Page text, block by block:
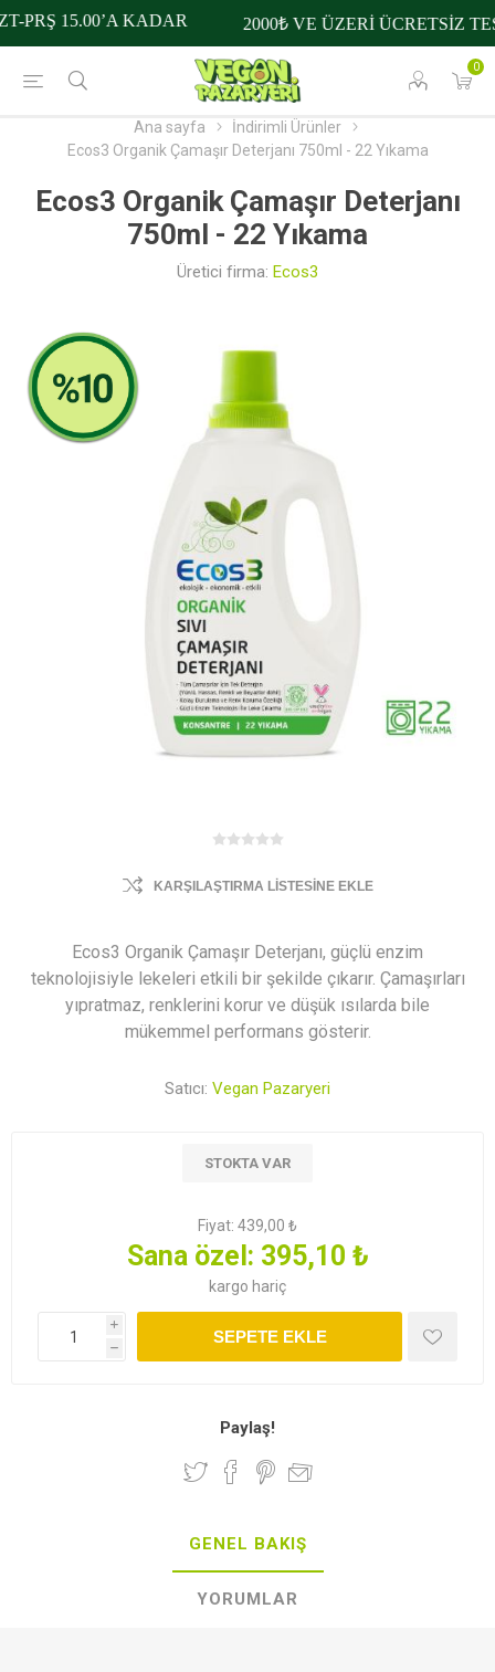
0
PRŞ 15.00’A KADAR 2000₺ VE ÜZERİ ÜCRETSİZ
Ana sayfa
İndirimli Ürünler
Ecos3 Organik Çamaşır Deterjanı 750ml - 22 Yıkama
Ecos3 Organik Çamaşır Deterjanı
750ml - 22 Yıkama
Üretici firma: Ecos3
KARŞILAŞTIRMA LISTESINE EKLE
Ecos3 Organik Çamaşır Deterjanı, güçlü enzim
teknolojisiyle lekeleri etkili bir şekilde çıkarır. Çamaşırları
yıpratmaz, renklerini korur ve düşük ısılarda bile
mükemmel performans gösterir.
Satıcı: Vegan Pazaryeri
STOKTA VAR
Fiyat: 439,00 ₺
Sana özel: 395,10 ₺
kargo hariç
i
h
SEPETE EKLE
Paylaş!
GENEL BAKIŞ
YORUMLAR